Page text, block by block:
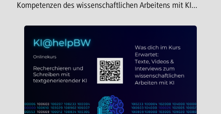
Kompetenzen des wissenschaftlichen Arbeitens mit KI...